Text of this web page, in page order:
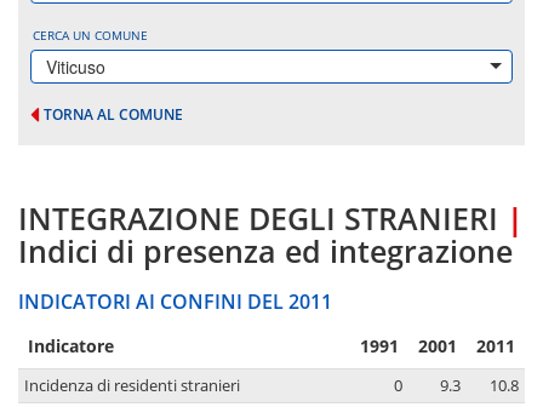
CERCA UN COMUNE
Viticuso
TORNA AL COMUNE
INTEGRAZIONE DEGLI STRANIERI |
Indici di presenza ed integrazione
INDICATORI AI CONFINI DEL 2011
Indicatore 1991 2001 2011
Incidenza di residenti stranieri 0 9.3
10.8